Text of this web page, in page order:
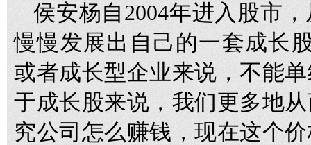
侯安杨自2004年进入股市
慢慢发展出自己的一套成长
或者成长型企业来说，不能
于成长股来说，我们更多地
究公司怎么赚钱，现在这个